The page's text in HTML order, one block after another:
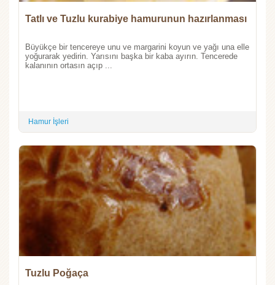
Tatlı ve Tuzlu kurabiye hamurunun hazırlanması
Büyükçe bir tencereye unu ve margarini koyun ve yağı una elle
yoğurarak yedirin. Yarısını başka bir kaba ayırın. Tencerede
kalanının ortasın açıp ...
Hamur İşleri
Tuzlu Poğaça